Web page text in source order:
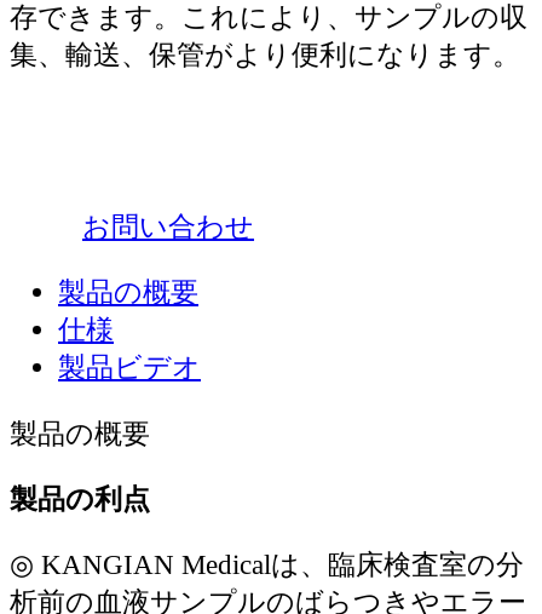
存できます。これにより、サンプルの収
集、輸送、保管がより便利になります。
お問い合わせ
製品の概要
仕様
製品ビデオ
製品の概要
製品の利点
◎ KANGIAN Medicalは、臨床検査室の分
析前の血液サンプルのばらつきやエラー